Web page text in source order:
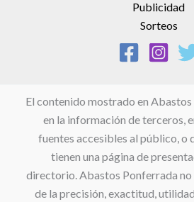
Publicidad
Sorteos
El contenido mostrado en
en la información de terceros,
fuentes accesibles al público, o
tienen una página de
directorio. Abastos Ponferrada no
de la precisión, exactitud,